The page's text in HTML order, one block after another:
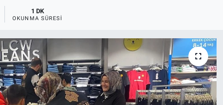
1 DK
OKUNMA SÜRESI